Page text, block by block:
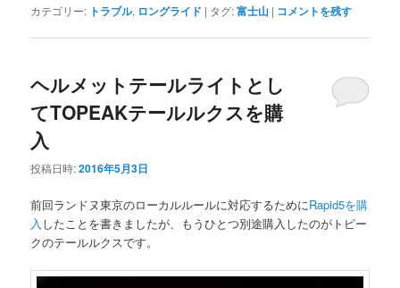
カテゴリー: トラブル, ロングライド | タグ:富士山 | コメントを残す
ヘルメットテールライトとし
てTOPEAKテールルクスを購
入
投稿日時:2016年5月3日
前回ランドヌ東京のローカルルールに対応するためにRapid5を購
入 したことを書きましたが、もうひとつ別途購入したのがトピー
クのテールルクスです。